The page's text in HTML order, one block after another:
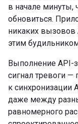
в начале
обновиться.
никаких вызовов
этим
Выполнение API-
сигнал тревоги —
к синхронизации
даже между
равномерного